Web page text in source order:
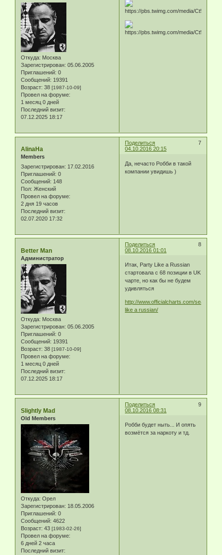
Откуда: Москва
Зарегистрирован: 05.06.2005
Приглашений: 0
Сообщений: 19391
Возраст: 38 [1987-10-09]
Провел на форуме:
1 месяц 0 дней
Последний визит:
07.12.2025 18:17
Поделиться
7
04.10.2016 20:15
AlinaHa
Members
Зарегистрирован: 17.02.2016
Приглашений: 0
Сообщений: 148
Пол: Женский
Провел на форуме:
2 дня 19 часов
Последний визит:
02.07.2020 17:32
Да, нечасто Робби в такой
компании увидишь )
Поделиться
8
08.10.2016 01:01
Better Man
Администратор
Откуда: Москва
Зарегистрирован: 05.06.2005
Приглашений: 0
Сообщений: 19391
Возраст: 38 [1987-10-09]
Провел на форуме:
1 месяц 0 дней
Последний визит:
07.12.2025 18:17
Итак, Party Like a Russian
стартовала с 68 позиции в UK
чарте, но как бы не будем
удивляться
http://www.officialcharts.com/search/
like a russian/
Поделиться
9
08.10.2016 08:31
Slightly Mad
Old Members
Откуда: Орел
Зарегистрирован: 18.05.2006
Приглашений: 0
Сообщений: 4622
Возраст: 43 [1983-02-26]
Провел на форуме:
6 дней 2 часа
Последний визит:
Робби будет ныть... И опять
возмётся за наркоту и тд.